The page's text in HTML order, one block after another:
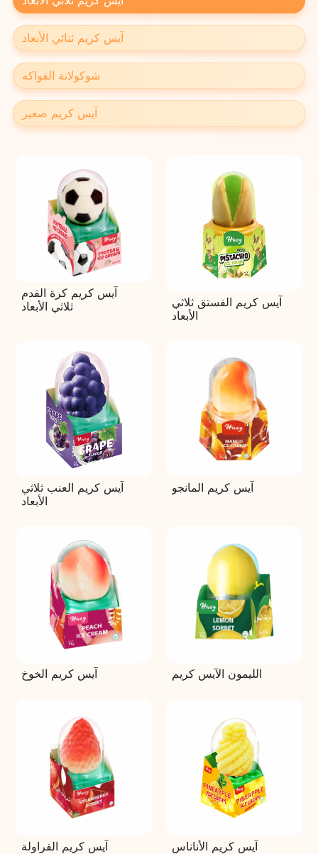
آيس كريم ثنائي الأبعاد
شوكولاتة الفواكه
آيس كريم صغير
آيس كريم كرة القدم
ثلاثي الأبعاد
آيس كريم الفستق ثلاثي
الأبعاد
آيس كريم العنب ثلاثي
الأبعاد
آيس كريم المانجو
آيس كريم الخوخ الليمون الآيس كريم
آيس كريم الفراولة آيس كريم الأناناس